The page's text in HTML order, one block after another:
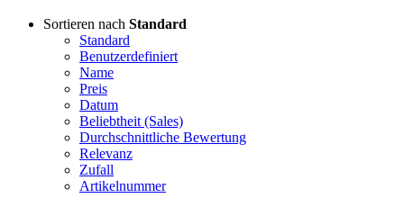
Sortieren nach Standard
Standard
Benutzerdefiniert
Name
Preis
Datum
Beliebtheit (Sales)
Durchschnittliche Bewertung
Relevanz
Zufall
Artikelnummer